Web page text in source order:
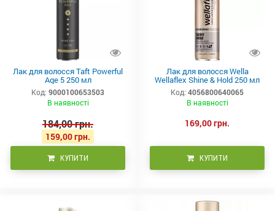
Лак для волосся Taft Powerful
Age 5 250 мл
Код: 9000100653503
В наявності
184,00 грн.
159,00 грн.
КУПИТИ
Лак для волосся Wella
Wellaflex Shine & Hold 250 мл
Код: 4056800640065
В наявності
169,00 грн.
КУПИТИ